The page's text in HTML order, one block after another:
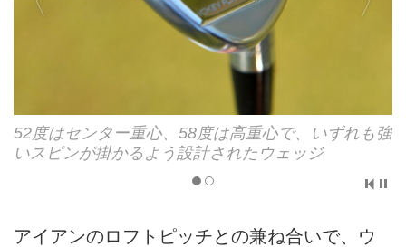
52度はセンター重心、58度は高重心で、いずれも強
いスピンが掛かるよう設計されたウェッジ
アイアンのロフトピッチとの兼ね合いで、ウ